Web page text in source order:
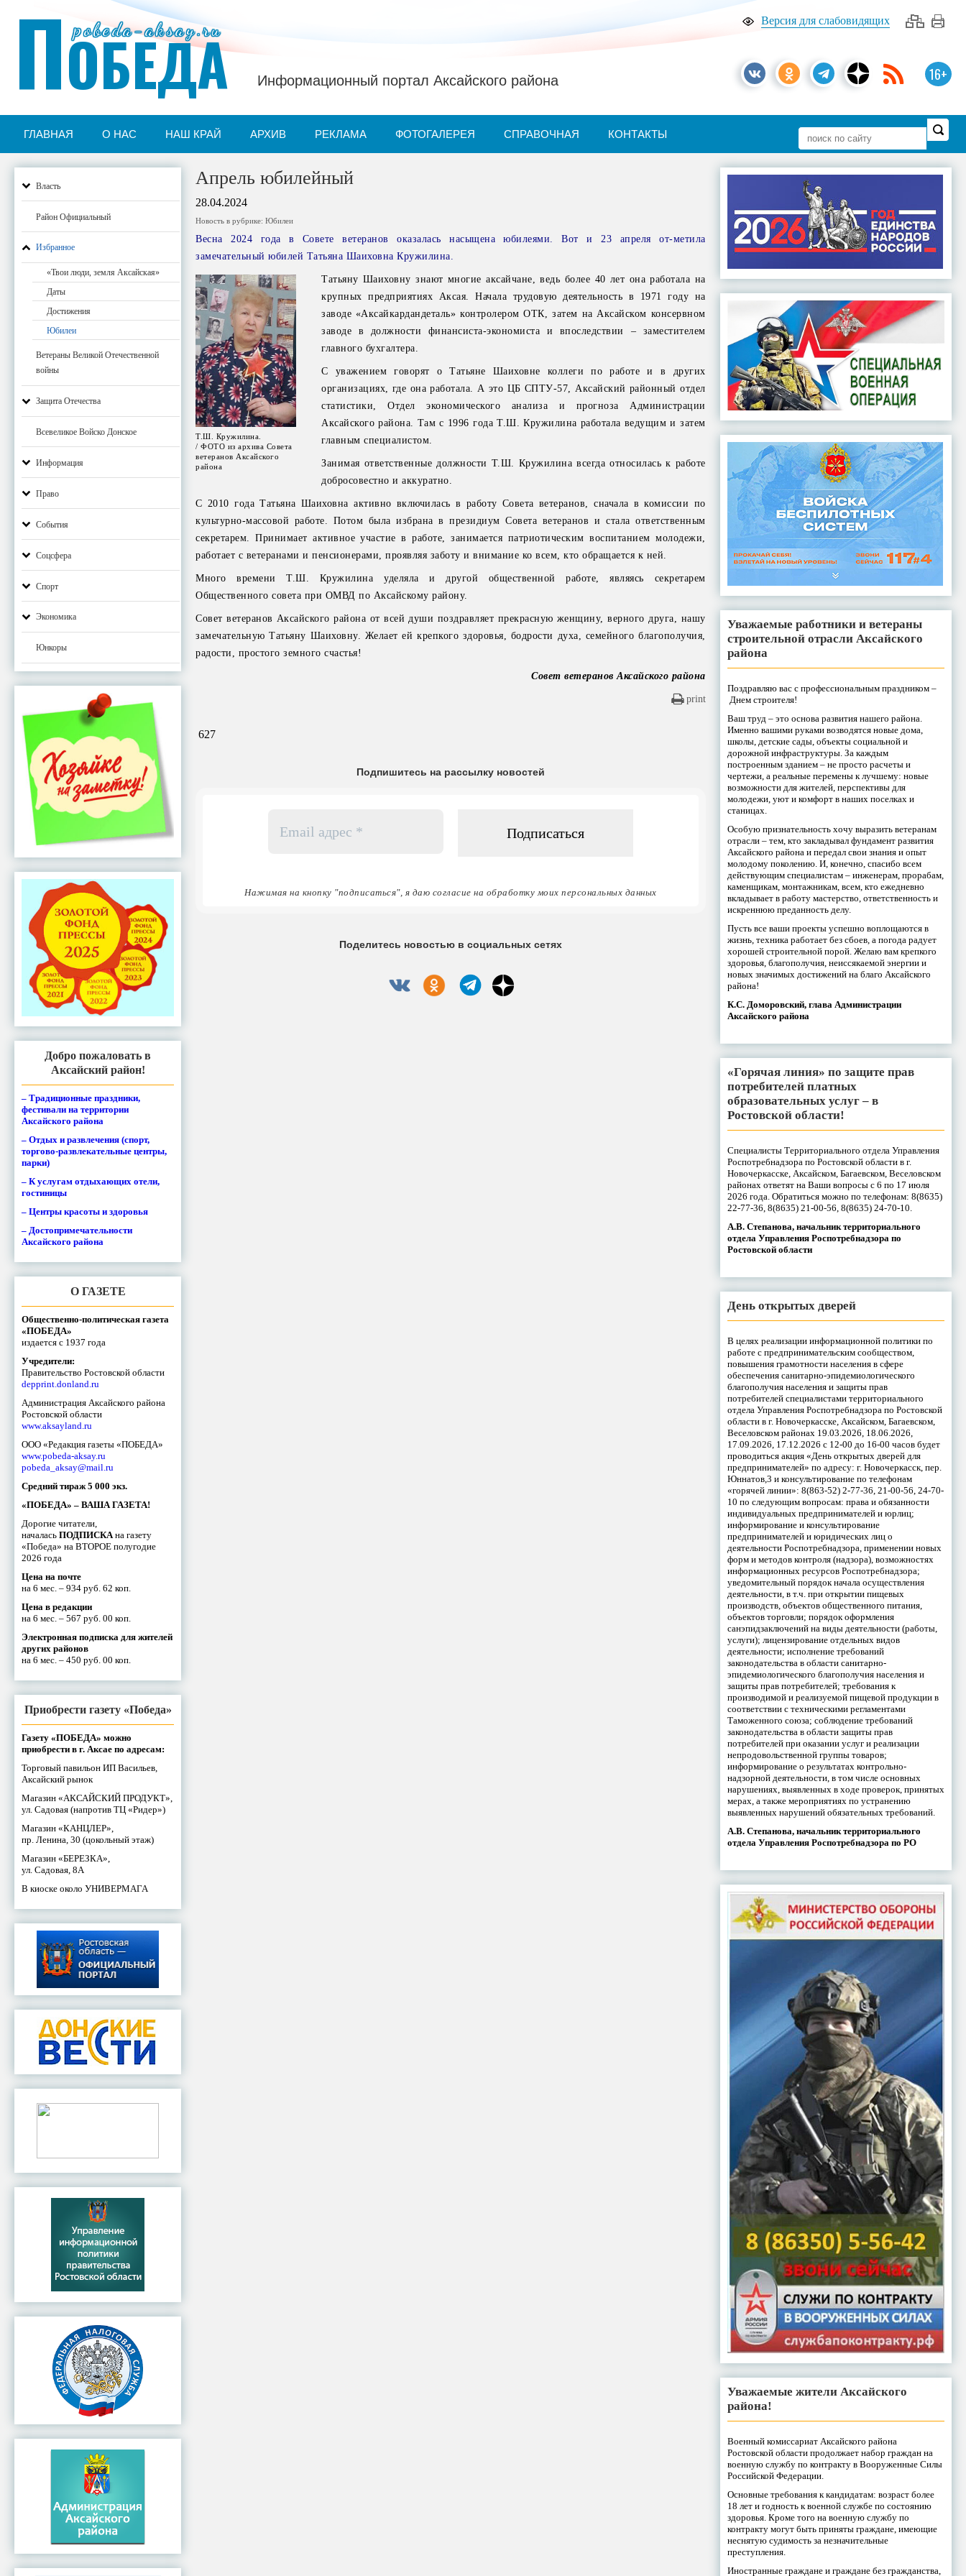
Версия для слабовидящих
16+
pobeda-aksay.ru
ПОБЕДА Информационный портал Аксайского района
ГЛАВНАЯ О НАС НАШ КРАЙ АРХИВ РЕКЛАМА ФОТОГАЛЕРЕЯ СПРАВОЧНАЯ КОНТАКТЫ
Власть
Район Официальный
Избранное
«Твои люди, земля Аксайская»
Даты
Достижения
Юбилеи
Ветераны Великой Отечественной
войны
Защита Отечества
Всевеликое Войско Донское
Информация
Право
События
Соцсфера
Спорт
Экономика
Юнкоры
Добро пожаловать в
Аксайский район!
– Традиционные праздники,
фестивали на территории
Аксайского района
– Отдых и развлечения (спорт,
торгово-развлекательные центры,
парки)
– К услугам отдыхающих отели,
гостиницы
– Центры красоты и здоровья
– Достопримечательности
Аксайского района
О ГАЗЕТЕ
Общественно-политическая газета
«ПОБЕДА»
издается с 1937 года
Учредители:
Правительство Ростовской области
depprint.donland.ru
Администрация Аксайского района
Ростовской области
www.aksayland.ru
ООО «Редакция газеты «ПОБЕДА»
www.pobeda-aksay.ru
pobeda_aksay@mail.ru
Средний тираж 5 000 экз.
«ПОБЕДА» – ВАША ГАЗЕТА!
Дорогие читатели,
началась ПОДПИСКАна газету
«Победа» на ВТОРОЕ полугодие
2026 года
Цена на почте
на 6 мес. – 934 руб. 62 коп.
Цена в редакции
на 6 мес. – 567 руб. 00 коп.
Электронная подписка для жителей
других районов
на 6 мес. – 450 руб. 00 коп.
Приобрести газету «Победа»
Газету «ПОБЕДА» можно
приобрести в г. Аксае по адресам:
Торговый павильон ИП Васильев,
Аксайский рынок
Магазин «АКСАЙСКИЙ ПРОДУКТ»,
ул. Садовая (напротив ТЦ «Ридер»)
Магазин «КАНЦЛЕР»,
пр. Ленина, 30 (цокольный этаж)
Магазин «БЕРЕЗКА»,
ул. Садовая, 8А
В киоске около УНИВЕРМАГА
Апрель юбилейный
28.04.2024
Новость в рубрике:Юбилеи
Весна 2024 года в Совете ветеранов оказалась насыщена юбилеями. Вот и 23 апреля от-метила
замечательный юбилей Татьяна Шаиховна Кружилина.
Т.Ш. Кружилина.
/ ФОТО из архива Совета
ветеранов Аксайского
района
Татьяну Шаиховну знают многие аксайчане, ведь более 40 лет она работала на
крупных предприятиях Аксая. Начала трудовую деятельность в 1971 году на
заводе «Аксайкардандеталь» контролером ОТК, затем на Аксайском консервном
заводе в должности финансиста-экономиста и впоследствии – заместителем
главного бухгалтера.
С уважением говорят о Татьяне Шаиховне коллеги по работе и в других
организациях, где она работала. А это ЦБ СПТУ-57, Аксайский районный отдел
статистики, Отдел экономического анализа и прогноза Администрации
Аксайского района. Там с 1996 года Т.Ш. Кружилина работала ведущим и затем
главным специалистом.
Занимая ответственные должности Т.Ш. Кружилина всегда относилась к работе
добросовестно и аккуратно.
С 2010 года Татьяна Шаиховна активно включилась в работу Совета ветеранов, сначала в комиссии по
культурно-массовой работе. Потом была избрана в президиум Совета ветеранов и стала ответственным
секретарем. Принимает активное участие в работе, занимается патриотическим воспитанием молодежи,
работает с ветеранами и пенсионерами, проявляя заботу и внимание ко всем, кто обращается к ней.
Много времени Т.Ш. Кружилина уделяла и другой общественной работе, являясь секретарем
Общественного совета при ОМВД по Аксайскому району.
Совет ветеранов Аксайского района от всей души поздравляет прекрасную женщину, верного друга, нашу
замечательную Татьяну Шаиховну. Желает ей крепкого здоровья, бодрости духа, семейного благополучия,
радости, простого земного счастья!
Совет ветеранов Аксайского района
print
627
Подпишитесь на рассылку новостей
адрес
Нажимая на кнопку "подписаться", я даю согласие на обработку моих персональных данных
Поделитесь новостью в социальных сетях
Уважаемые работники и ветераны
строительной отрасли Аксайского
района
Поздравляю вас с профессиональным праздником –
Днем строителя!
Ваш труд – это основа развития нашего района.
Именно вашими руками возводятся новые дома,
школы, детские сады, объекты социальной и
дорожной инфраструктуры. За каждым
построенным зданием – не просто расчеты и
чертежи, а реальные перемены к лучшему: новые
возможности для жителей, перспективы для
молодежи, уют и комфорт в наших поселках и
станицах.
Особую признательность хочу выразить ветеранам
отрасли – тем, кто закладывал фундамент развития
Аксайского района и передал свои знания и опыт
молодому поколению. И, конечно, спасибо всем
действующим специалистам – инженерам, прорабам,
каменщикам, монтажникам, всем, кто ежедневно
вкладывает в работу мастерство, ответственность и
искреннюю преданность делу.
Пусть все ваши проекты успешно воплощаются в
жизнь, техника работает без сбоев, а погода радует
хорошей строительной порой. Желаю вам крепкого
здоровья, благополучия, неиссякаемой энергии и
новых значимых достижений на благо Аксайского
района!
К.С. Доморовский, глава Администрации
Аксайского района
«Горячая линия» по защите прав
потребителей платных
образовательных услуг – в
Ростовской области!
Специалисты Территориального отдела Управления
Роспотребнадзора по Ростовской области в г.
Новочеркасске, Аксайском, Багаевском, Веселовском
районах ответят на Ваши вопросы с 6 по 17 июля
2026 года. Обратиться можно по телефонам: 8(8635)
22-77-36, 8(8635) 21-00-56, 8(8635) 24-70-10.
А.В. Степанова, начальник территориального
отдела Управления Роспотребнадзора по
Ростовской области
День открытых дверей
В целях реализации информационной политики по
работе с предпринимательским сообществом,
повышения грамотности населения в сфере
обеспечения санитарно-эпидемиологического
благополучия населения и защиты прав
потребителей специалистами территориального
отдела Управления Роспотребнадзора по Ростовской
области в г. Новочеркасске, Аксайском, Багаевском,
Веселовском районах 19.03.2026, 18.06.2026,
17.09.2026, 17.12.2026 с 12-00 до 16-00 часов будет
проводиться акция «День открытых дверей для
предпринимателей» по адресу: г. Новочеркасск, пер.
Юннатов,3 и консультирование по телефонам
«горячей линии»: 8(863-52) 2-77-36, 21-00-56, 24-70-
10 по следующим вопросам: права и обязанности
индивидуальных предпринимателей и юрлиц;
информирование и консультирование
предпринимателей и юридических лиц о
деятельности Роспотребнадзора, применении новых
форм и методов контроля (надзора), возможностях
информационных ресурсов Роспотребнадзора;
уведомительный порядок начала осуществления
деятельности, в т.ч. при открытии пищевых
производств, объектов общественного питания,
объектов торговли; порядок оформления
санэпидзаключений на виды деятельности (работы,
услуги); лицензирование отдельных видов
деятельности; исполнение требований
законодательства в области санитарно-
эпидемиологического благополучия населения и
защиты прав потребителей; требования к
производимой и реализуемой пищевой продукции в
соответствии с техническими регламентами
Таможенного союза; соблюдение требований
законодательства в области защиты прав
потребителей при оказании услуг и реализации
непродовольственной группы товаров;
информирование о результатах контрольно-
надзорной деятельности, в том числе основных
нарушениях, выявленных в ходе проверок, принятых
мерах, а также мероприятиях по устранению
выявленных нарушений обязательных требований.
А.В. Степанова, начальник территориального
отдела Управления Роспотребнадзора по РО
Уважаемые жители Аксайского
района!
Военный комиссариат Аксайского района
Ростовской области продолжает набор граждан на
военную службу по контракту в Вооруженные Силы
Российской Федерации.
Основные требования к кандидатам: возраст более
18 лет и годность к военной службе по состоянию
здоровья. Кроме того на военную службу по
контракту могут быть приняты граждане, имеющие
неснятую судимость за незначительные
преступления.
Иностранные граждане и граждане без гражданства,